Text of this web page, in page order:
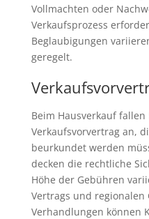
Vollmachten oder
Verkaufsprozess
Beglaubigungen
geregelt.
Beim Hausverkauf
Verkaufsvorvertrag an,
beurkundet werden
decken die rechtliche
Höhe der Gebühren
Vertrags und regionalen
Verhandlungen können